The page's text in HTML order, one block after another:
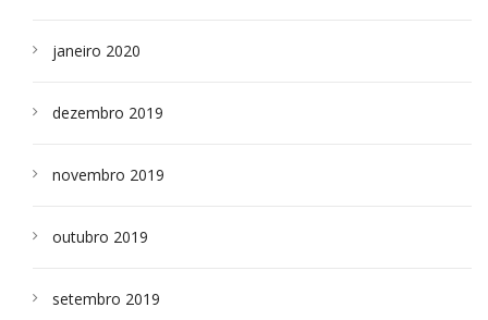
janeiro 2020
dezembro 2019
novembro 2019
outubro 2019
setembro 2019